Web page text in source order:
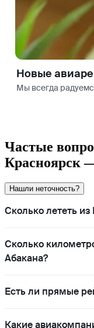
Новые
Мы всегда
Частые
Красноярск
Нашли неточность?
Сколько лететь
Сколько
Абакана?
Есть ли прямые
Какие